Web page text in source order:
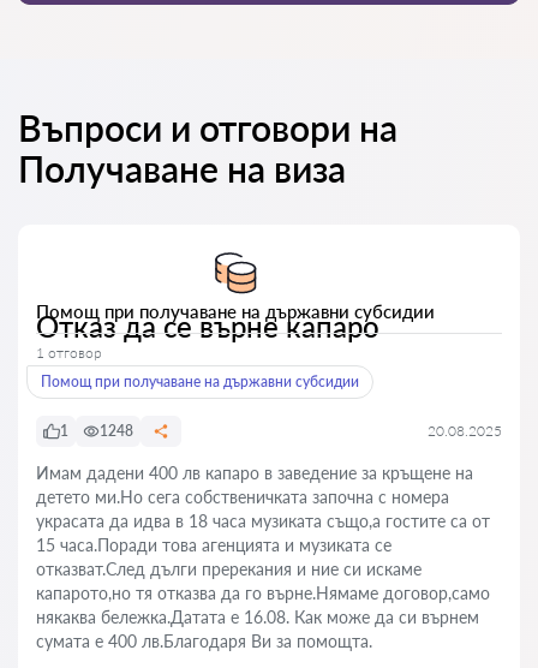
Въпроси и отговори на
Получаване на виза
Помощ при получаване на държавни субсидии
Отказ да се върне капаро
1 отговор
Помощ при получаване на държавни субсидии
1 1248 20.08.2025
Имам дадени 400 лв капаро в заведение за кръщене на
детето ми.Но сега собственичката започна с номера
украсата да идва в 18 часа музиката също,а гостите са от
15 часа.Поради това агенцията и музиката се
отказват.След дълги пререкания и ние си искаме
капарото,но тя отказва да го върне.Нямаме договор,само
някаква бележка.Датата е 16.08. Как може да си върнем
сумата е 400 лв.Благодаря Ви за помощта.